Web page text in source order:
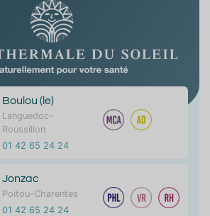
Boulou (le)
Languedoc-
Roussillon
01 42 65 24 24
Jonzac
Poitou-Charentes
01 42 65 24 24